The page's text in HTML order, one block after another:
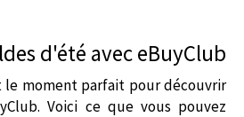
d'été avec eBuyClub
le moment parfait pour découvrir
Voici ce que vous pouvez